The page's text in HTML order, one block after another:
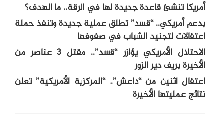
أمريكا تنشئ قاعدة جديدة لها في الرقة.. ما الهدف؟
بدعم أمريكي.. “قسد” تطلق عملية جديدة وتنفذ حملة
اعتقالات لتجنيد الشباب في صفوفها
الاحتلال الأمريكي يؤازر “قسد”.. مقتل 3 عناصر من
الأخيرة بريف دير الزور
اعتقال اثنين من “داعش”.. “المركزية الأمريكية” تعلن
نتائج عمليتها الأخيرة